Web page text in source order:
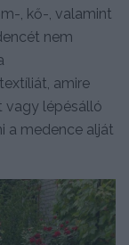
, kő-, valamint
nem
amire
vagy lépésálló
a medence alját